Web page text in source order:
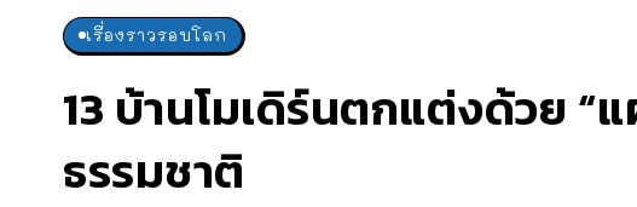
เรื่องราวรอบโลก
13 บ้านโมเดิร์นตกแต่งด้วย
ธรรมชาติ